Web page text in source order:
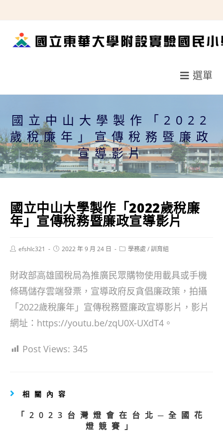
轉
選單
國立中山大學製作「2022
歲稅廉年」宣傳稅務暨廉政
宣導影片
國立中山大學製作「2022歲稅廉
年」宣傳稅務暨廉政宣導影片
Postefshlc321
Post2022 年 9 月 24 日
Post學務處 /訓育組
財政部高雄國稅局為推廣民眾購物使用載具或手機
條碼儲存雲端發票，宣導政府反貪倡廉政策，拍攝
「2022歲稅廉年」宣傳稅務暨廉政宣導影片，影片
網址：https://youtu.be/zqU0X-UXdT4。
Post Views: 345
相關內容
「2023台灣燈會在台北─全國花
燈競賽」